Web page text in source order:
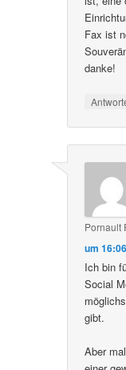
Fax ist
danke!
Pornault
um
Ich bin
Social
gibt.
Aber